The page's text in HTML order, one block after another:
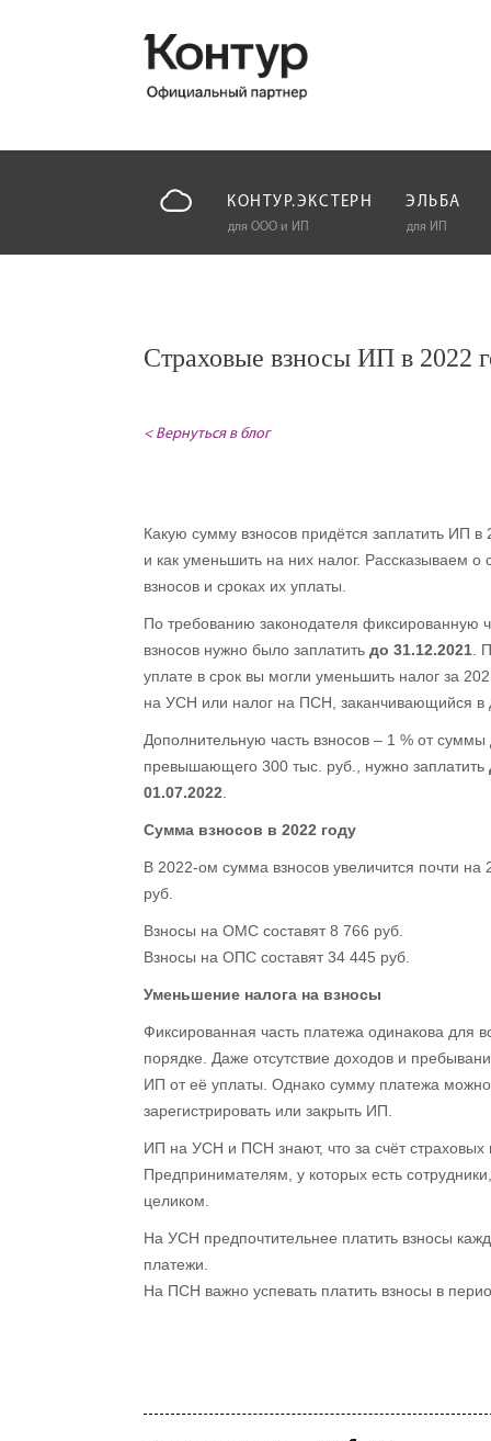
КОНТУР.ЭКСТЕРН
для ООО и ИП
ЭЛЬБА
для ИП
Страховые взносы ИП в 2022
< Вернуться в блог
Какую сумму взносов придётся заплатить ИП в
и как уменьшить на них налог. Рассказываем о
взносов и сроках их уплаты.
По требованию законодателя фиксированную
взносов нужно было заплатить до 31.12.2021 .
уплате в срок вы могли уменьшить налог за
на УСН или налог на ПСН, заканчивающийся в
Дополнительную часть взносов – 1 % от суммы
превышающего 300 тыс. руб., нужно заплатить
01.07.2022
Сумма взносов в 2022 году
В 2022-ом сумма взносов увеличится почти на
руб.
Взносы на ОМС составят 8 766 руб.
Взносы на ОПС составят 34 445 руб.
Уменьшение налога на взносы
Фиксированная часть платежа одинакова для
порядке. Даже отсутствие доходов и
ИП от её уплаты. Однако сумму платежа
зарегистрировать или закрыть ИП.
ИП на УСН и ПСН знают, что за счёт страховых
Предпринимателям, у которых есть
целиком.
На УСН предпочтительнее платить взносы
платежи.
На ПСН важно успевать платить взносы в